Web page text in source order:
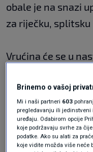
obale je na snazi
za riječku,
Vrućina će se u
stabilan. I sutra u
prolaznih
poslijepodne.
Brinemo o vašoj
Mi i naši partneri 603
pregledavanju ili jedinstveni
uređaju. Odabirom opcije
koje podržavaju svrhe za
podatke. Ako su alati za
koje vidite možda više neće